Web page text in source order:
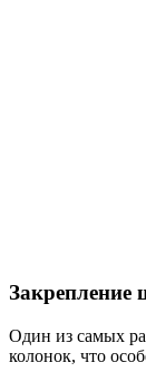
Один из самых
колонок, что